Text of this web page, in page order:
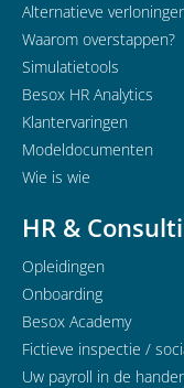
Alternatieve
Waarom overstappen?
Simulatietools
Besox HR Analytics
Klantervaringen
Modeldocumenten
Wie is wie
HR &
Opleidingen
Onboarding
Besox Academy
Fictieve inspectie /
Uw payroll in de